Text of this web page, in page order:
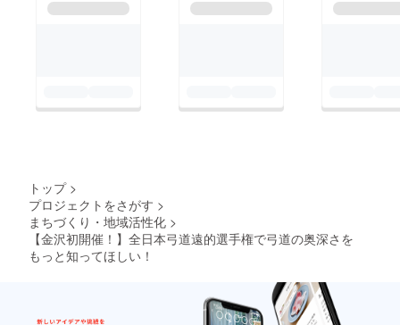
ストーリーを発信して
トップ >
プロジェクトをさがす >
まちづくり・地域活性化 >
【金沢初開催！】全日本弓道遠的選手権で弓道の奥深さを
もっと知ってほしい！